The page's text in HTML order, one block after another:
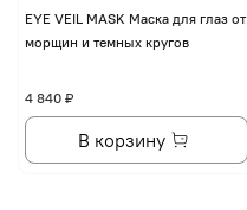
EYE VЕIL MASK Маска для глаз от
морщин и темных кругов
4 840 ₽
В корзину